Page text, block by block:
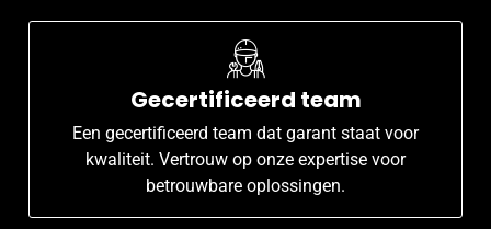
Gecertificeerd team
Een gecertificeerd team dat garant staat voor
kwaliteit. Vertrouw op onze expertise voor
betrouwbare oplossingen.